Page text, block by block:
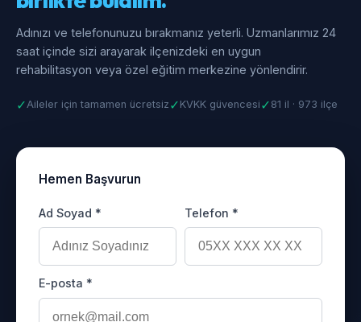
Adınızı ve telefonunuzu bırakmanız yeterli. Uzmanlarımız 24
saat içinde sizi arayarak ilçenizdeki en uygun
rehabilitasyon veya özel eğitim merkezine yönlendirir.
✓Aileler için tamamen ücretsiz ✓ KVKK güvencesi ✓ 81 il · 973 ilçe
Hemen Başvurun
Ad Soyad * Telefon *
E-posta *